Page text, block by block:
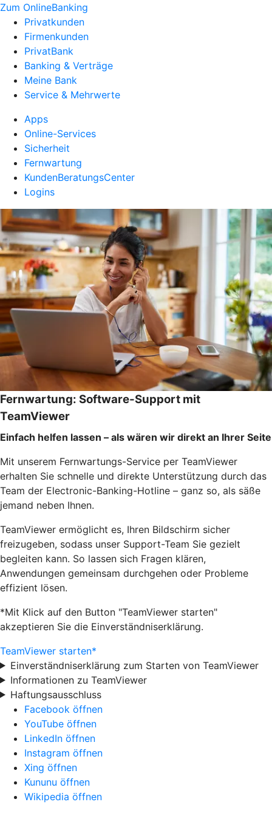
Zum OnlineBanking
Privatkunden
Firmenkunden
PrivatBank
Banking & Verträge
Meine Bank
Service & Mehrwerte
Apps
Online-Services
Sicherheit
Fernwartung
KundenBeratungsCenter
Logins
Fernwartung: Software-Support mit
TeamViewer
Einfach helfen lassen – als wären wir direkt an Ihrer Seite
Mit unserem Fernwartungs-Service per TeamViewer
erhalten Sie schnelle und direkte Unterstützung durch das
Team der Electronic-Banking-Hotline – ganz so, als säße
jemand neben Ihnen.
TeamViewer ermöglicht es, Ihren Bildschirm sicher
freizugeben, sodass unser Support-Team Sie gezielt
begleiten kann. So lassen sich Fragen klären,
Anwendungen gemeinsam durchgehen oder Probleme
effizient lösen.
*Mit Klick auf den Button "TeamViewer starten"
akzeptieren Sie die Einverständniserklärung.
TeamViewer starten*
Einverständniserklärung zum Starten von TeamViewer
Informationen zu TeamViewer
Haftungsausschluss
Facebook öffnen
YouTube öffnen
LinkedIn öffnen
Instagram öffnen
Xing öffnen
Kununu öffnen
Wikipedia öffnen